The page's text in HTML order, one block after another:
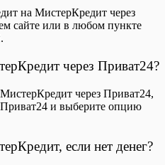
на МистерКредит через
сайте или в любом пункте
через Приват24?
через Приват24,
и выберите опцию
если нет денег?